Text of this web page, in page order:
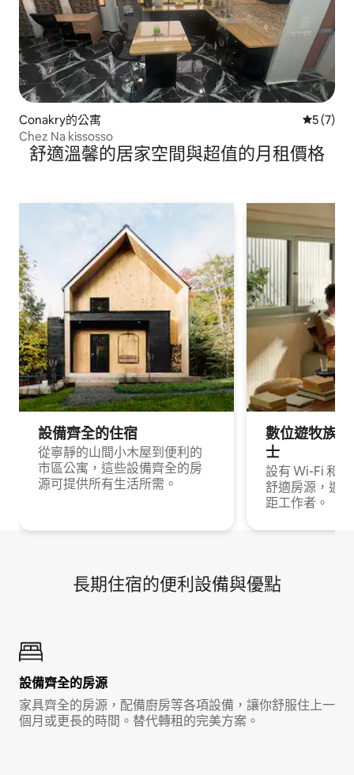
Conakry的公寓 從 7 則評
5 (7)
Chez Na kissosso
舒適溫馨的居家空間與超值的月租價格
設備齊全的住宿
從寧靜的山間小木屋到便利的
市區公寓，這些設備齊全的房
源可提供所有生活所需。
數位遊牧族
士
設有 Wi-Fi 和
舒適房源，適
距工作者。
長期住宿的便利設備與優點
設備齊全的房源
家具齊全的房源，配備廚房等各項設備，讓你舒服住上一
個月或更長的時間。替代轉租的完美方案。